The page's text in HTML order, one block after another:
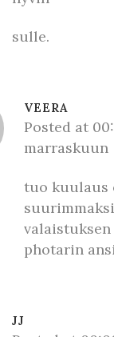
sulle.
VEERA
Posted at
marraskuun
tuo kuulaus
valaistuksen
photarin
JJ